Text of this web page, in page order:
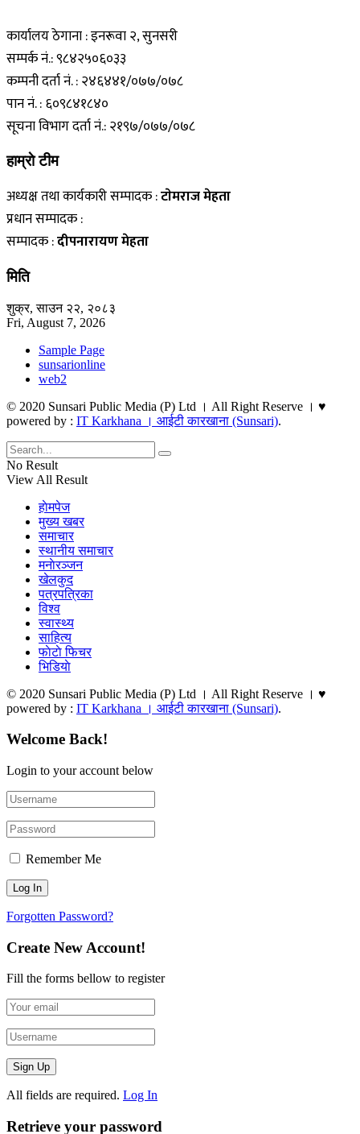
कार्यालय ठेगाना : इनरूवा २, सुनसरी
सम्पर्क नं.: ९८४२५०६०३३
कम्पनी दर्ता नं. : २४६४४१/०७७/०७८
पान नं. : ६०९८४१८४०
सूचना विभाग दर्ता नं.: २१९७/०७७/०७८
हाम्राे टीम
अध्यक्ष तथा कार्यकारी सम्पादक :टाेमराज मेहता
प्रधान सम्पादक :
सम्पादक :दीपनारायण मेहता
मिति
शुक्र, साउन २२, २०८३
Fri, August 7, 2026
Sample Page
sunsarionline
web2
© 2020 Sunsari Public Media (P) Ltd । All Right Reserve । ♥
powered by : IT Karkhana । आईटी कारखाना (Sunsari).
No Result
View All Result
हाेमपेज
मुख्य खबर
समाचार
स्थानीय समाचार
मनाेरञ्जन
खेलकुद
पत्रपत्रिका
विश्व
स्वास्थ्य
साहित्य
फाेटाे फिचर
भिडियाे
© 2020 Sunsari Public Media (P) Ltd । All Right Reserve । ♥
powered by : IT Karkhana । आईटी कारखाना (Sunsari).
Welcome Back!
Login to your account below
Remember Me
Forgotten Password?
Create New Account!
Fill the forms bellow to register
All fields are required. Log In
Retrieve your password